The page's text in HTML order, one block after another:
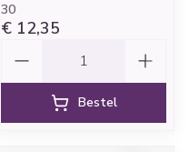
30
€ 12,35
Bestel